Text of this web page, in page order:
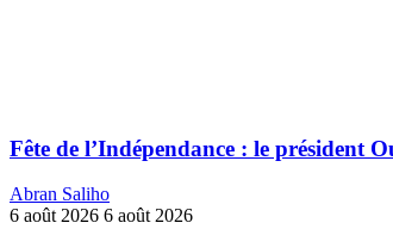
Fête de l’Indépendance : le président
Abran Saliho
6 août 2026 6 août 2026